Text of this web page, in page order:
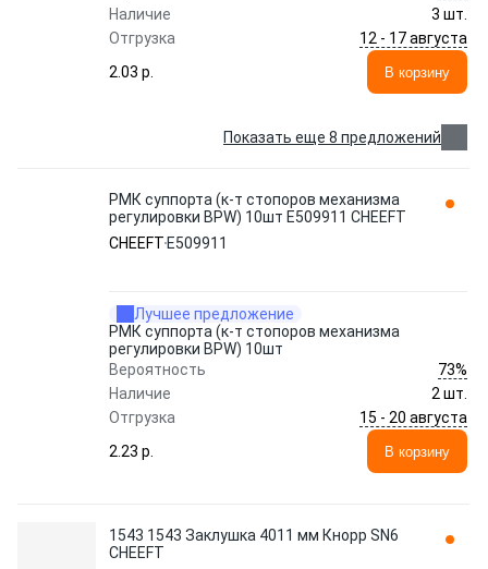
Наличие
3 шт.
Отгрузка
12 - 17 августа
2.03 p.
В корзину
Показать еще 8 предложений
РМК суппорта (к-т стопоров механизма
регулировки BPW) 10шт E509911 CHEEFT
CHEEFT E509911
Лучшее предложение
РМК суппорта (к-т стопоров механизма
регулировки BPW) 10шт
Вероятность
73%
Наличие
2 шт.
Отгрузка
15 - 20 августа
2.23 p.
В корзину
1543 1543 Заклушка 4011 мм Кнорр SN6
CHEEFT